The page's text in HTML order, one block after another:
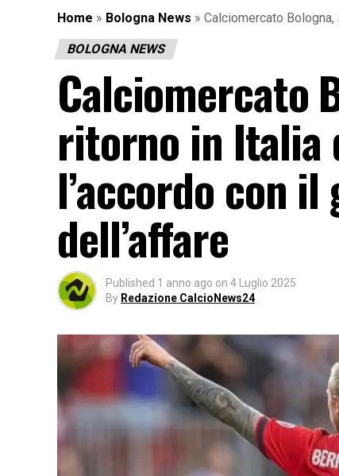
Home » Bologna News » Calciomercato
BOLOGNA NEWS
Calciomercato
ritorno in Italia
l’accordo con
dell’affare
Published 1 anno ago on 4 Luglio 2025
By Redazione CalcioNews24